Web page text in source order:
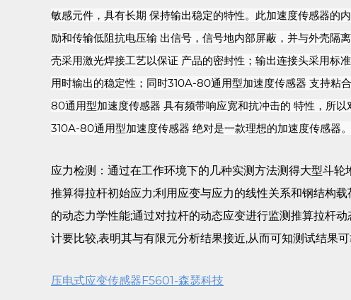
敏感元件，具有长期 保持输出稳定的特性。此加速度传感器的
励和传输低阻抗电压输 出信号，信号地内部屏蔽，并与外壳隔
壳采用激光焊接工艺以保证 产品的密封性；输出连接头采用标
用时输出的稳定性；同时310A-80通用型加速度传感器 支持粘
80通用型加速度传感器 具有频带响应宽和抗冲击的 特性，所
310A-80通用型加速度传感器 绝对是一款理想的加速度传感器。
应力检测：通过在工作环境下的几种实测方法测得大型斗
推算得拉杆初始应力;利用应变与应力的线性关系和钢结构
的动态力学性能;通过对拉杆的动态应变进行监测推算拉杆
计要比较,表明其与有限元分析结果接近,从而可知测试结果
压电式应变传感器F5601-森瑟科技